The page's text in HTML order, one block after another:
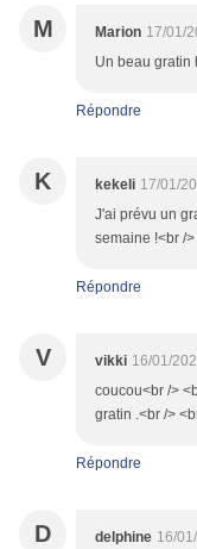
M Marion 17/01/
Un beau gratin
Répondre
K kekeli 17/01/
J'ai prévu un
semaine !<br /
Répondre
V vikki 16/01/
coucou<br />
gratin .<br />
Répondre
D delphine 16/